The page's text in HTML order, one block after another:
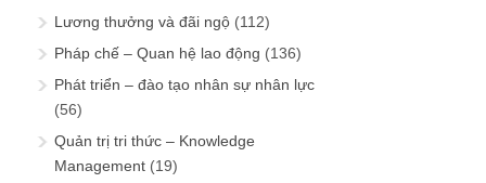
Lương thưởng và đãi ngộ (112)
Pháp chế – Quan hệ lao động (136)
Phát triển – đào tạo nhân sự nhân lực
(56)
Quản trị tri thức – Knowledge
Management (19)